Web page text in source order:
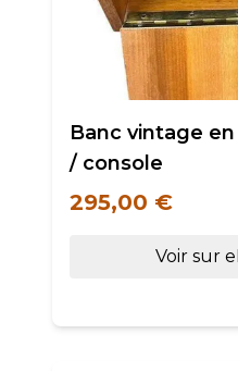
Banc vintage
/ console
295,00 €
Voir sur